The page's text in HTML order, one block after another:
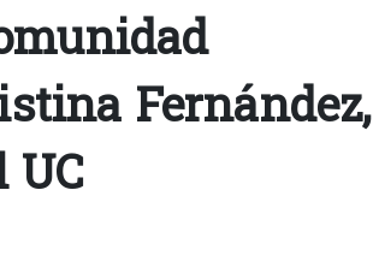
Fernández,
UC